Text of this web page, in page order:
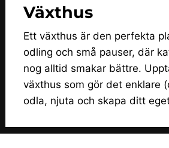
Växthus
Ett växthus är den perfekta
odling och små pauser, där
nog alltid smakar bättre.
växthus som gör det enklare
odla, njuta och skapa ditt